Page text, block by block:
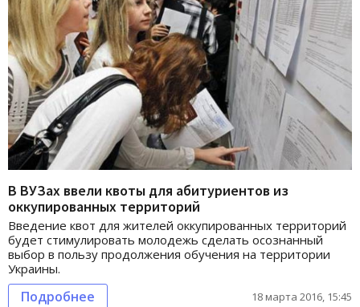
В ВУЗах ввели квоты для абитуриентов из
оккупированных территорий
Введение квот для жителей оккупированных территорий
будет стимулировать молодежь сделать осознанный
выбор в пользу продолжения обучения на территории
Украины.
Подробнее 18 марта 2016, 15:45